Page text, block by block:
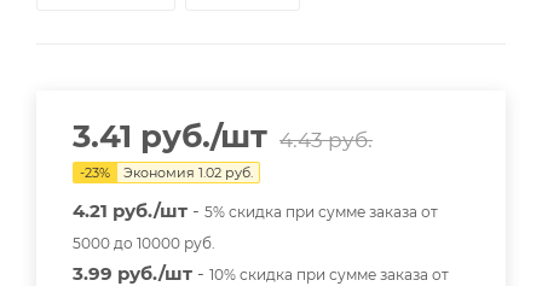
3.41 руб./шт 4.43руб.
-23% Экономия 1.02 руб.
4.21 руб./шт - 5% скидка при сумме заказа от
5000 до 10000 руб.
3.99 руб./шт - 10% скидка при сумме заказа от